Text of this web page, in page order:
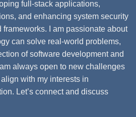
full-stack applications,
and enhancing system security
frameworks. I am passionate about
can solve real-world problems,
of software development and
always open to new challenges
with my interests in
Let’s connect and discuss